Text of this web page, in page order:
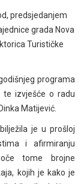
predsjedanjem
grada Nova
Turističke
programa
te izvješće o radu
Matijević.
je u prošloj
i afirmiranju
tome brojne
kojih je kako je